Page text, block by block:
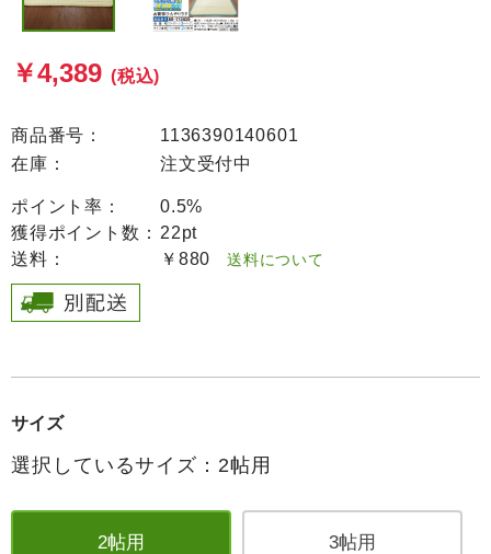
￥4,389 (税込)
商品番号：
1136390140601
在庫：
注文受付中
ポイント率：
0.5%
獲得ポイント数： 22pt
送料：
￥880 送料について
サイズ
選択しているサイズ：2帖用
2帖用 3帖用